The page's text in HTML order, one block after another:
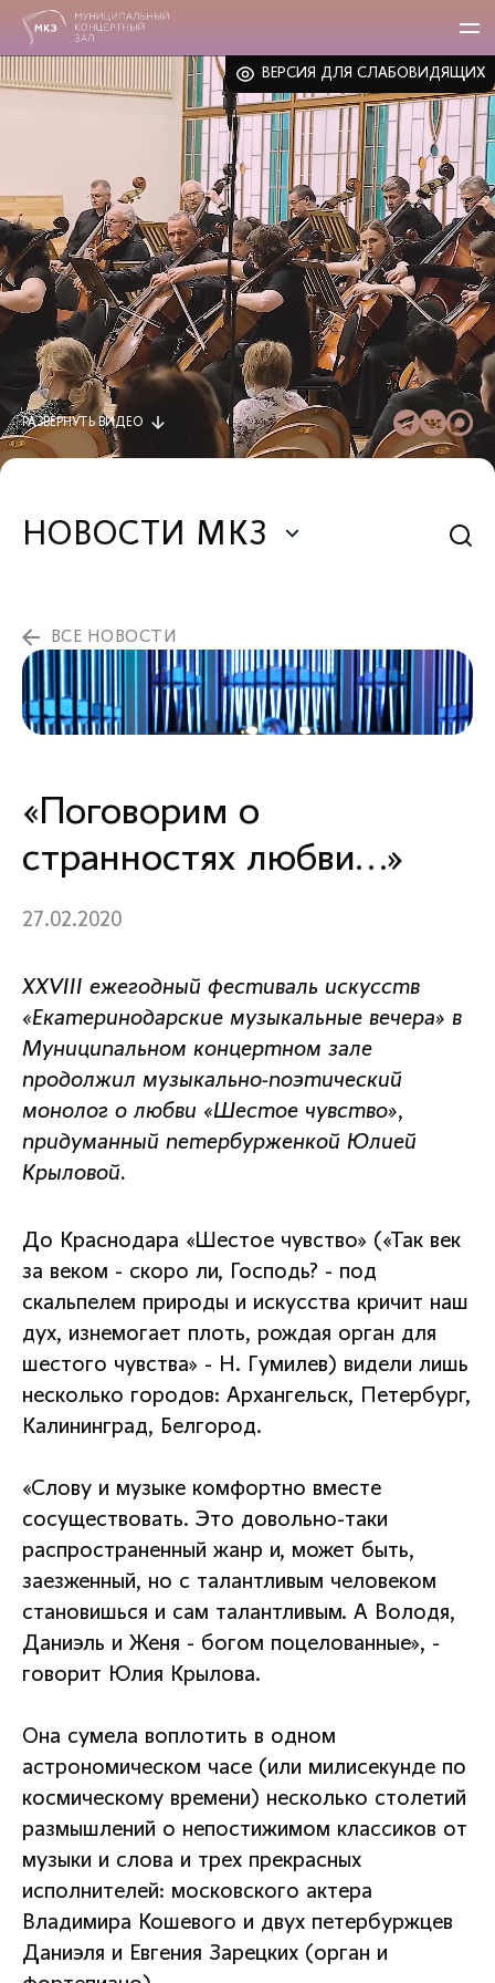
ВЕРСИЯ ДЛЯ СЛАБОВИДЯЩИХ
РАЗВЕРНУТЬВИДЕО
НОВОСТИ МКЗ
ВСЕ НОВОСТИ
«Поговорим о
странностях любви...»
27.02.2020
ХХVIII ежегодный фестиваль искусств
«Екатеринодарские музыкальные вечера» в
Муниципальном концертном зале
продолжил музыкально-поэтический
монолог о любви «Шестое чувство»,
придуманный петербурженкой Юлией
Крыловой.
До Краснодара «Шестое чувство» («Так век
за веком - скоро ли, Господь? - под
скальпелем природы и искусства кричит наш
дух, изнемогает плоть, рождая орган для
шестого чувства» - Н. Гумилев) видели лишь
несколько городов: Архангельск, Петербург,
Калининград, Белгород.
«Слову и музыке комфортно вместе
сосуществовать. Это довольно-таки
распространенный жанр и, может быть,
заезженный, но с талантливым человеком
становишься и сам талантливым. А Володя,
Даниэль и Женя - богом поцелованные», -
говорит Юлия Крылова.
Она сумела воплотить в одном
астрономическом часе (или милисекунде по
космическому времени) несколько столетий
размышлений о непостижимом классиков от
музыки и слова и трех прекрасных
исполнителей: московского актера
Владимира Кошевого и двух петербуржцев
Даниэля и Евгения Зарецких (орган и